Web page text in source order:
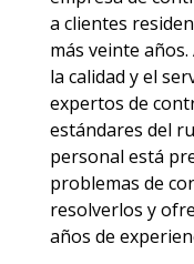
a clientes
más veinte
la calidad y el
expertos de
estándares del
personal está
problemas de
resolverlos y
años de